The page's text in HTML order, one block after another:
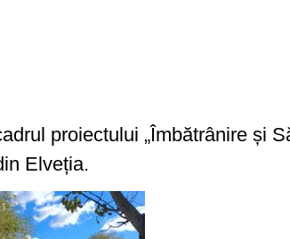
proiectului „Îmbătrânire și
Elveția.